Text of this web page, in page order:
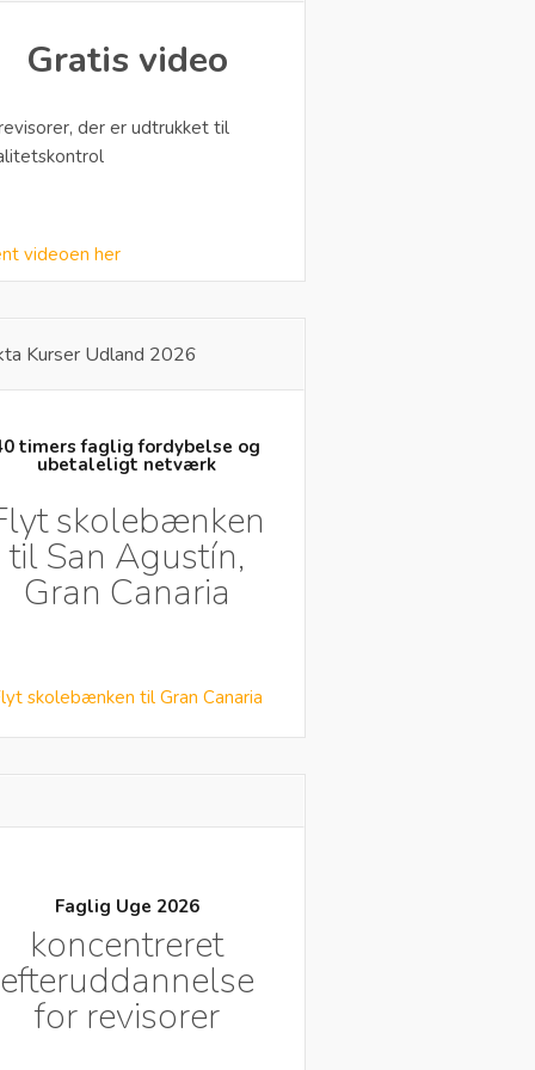
Gratis video
der er udtrukket til
videoen her
Kurser Udland 2026
timers faglig fordybelse og
ubetaleligt netværk
skolebænken
til San Agustín,
Gran Canaria
skolebænken til Gran Canaria
Faglig Uge 2026
koncentreret
efteruddannelse
for revisorer